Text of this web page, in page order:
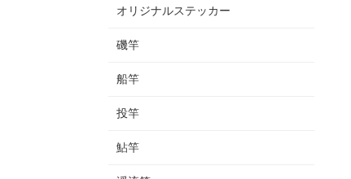
オリジナルステッカー
磯竿
船竿
投竿
鮎竿